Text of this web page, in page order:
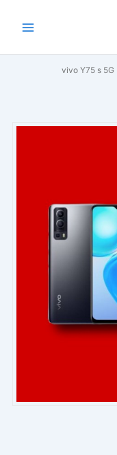
vivo Y75 s 5G